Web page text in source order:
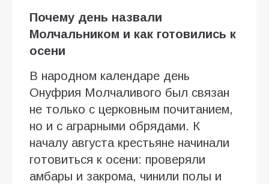
Почему день назвали
Молчальником и как готовились к
осени
В народном календаре день
Онуфрия Молчаливого был связан
не только с церковным почитанием,
но и с аграрными обрядами. К
началу августа крестьяне начинали
готовиться к осени: проверяли
амбары и закрома, чинили полы и